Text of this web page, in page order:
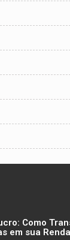
Como
em sua